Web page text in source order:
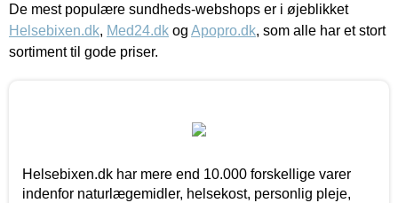
De mest populære sundheds-webshops er i øjeblikket
Helsebixen.dk, Med24.dk og Apopro.dk, som alle har et stort
sortiment til gode priser.
Helsebixen.dk har mere end 10.000 forskellige varer
indenfor naturlægemidler, helsekost, personlig pleje,